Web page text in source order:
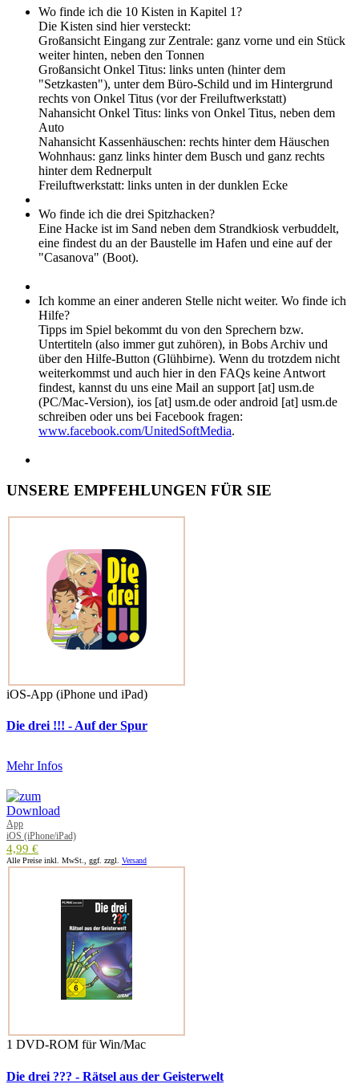
Wo finde ich die 10 Kisten in Kapitel 1?
Die Kisten sind hier versteckt:
Großansicht Eingang zur Zentrale: ganz vorne und ein Stück
weiter hinten, neben den Tonnen
Großansicht Onkel Titus: links unten (hinter dem
"Setzkasten"), unter dem Büro-Schild und im Hintergrund
rechts von Onkel Titus (vor der Freiluftwerkstatt)
Nahansicht Onkel Titus: links von Onkel Titus, neben dem
Auto
Nahansicht Kassenhäuschen: rechts hinter dem Häuschen
Wohnhaus: ganz links hinter dem Busch und ganz rechts
hinter dem Rednerpult
Freiluftwerkstatt: links unten in der dunklen Ecke
Wo finde ich die drei Spitzhacken?
Eine Hacke ist im Sand neben dem Strandkiosk verbuddelt,
eine findest du an der Baustelle im Hafen und eine auf der
"Casanova" (Boot).
Ich komme an einer anderen Stelle nicht weiter. Wo finde ich
Hilfe?
Tipps im Spiel bekommt du von den Sprechern bzw.
Untertiteln (also immer gut zuhören), in Bobs Archiv und
über den Hilfe-Button (Glühbirne). Wenn du trotzdem nicht
weiterkommst und auch hier in den FAQs keine Antwort
findest, kannst du uns eine Mail an support [at] usm.de
(PC/Mac-Version), ios [at] usm.de oder android [at] usm.de
schreiben oder uns bei Facebook fragen:
www.facebook.com/UnitedSoftMedia.
UNSERE EMPFEHLUNGEN FÜR SIE
iOS-App (iPhone und iPad)
Die drei !!! - Auf der Spur
Mehr Infos
App
iOS (iPhone/iPad)
4,99 €
Alle Preise inkl. MwSt., ggf. zzgl. Versand
1 DVD-ROM für Win/Mac
Die drei ??? - Rätsel aus der Geisterwelt